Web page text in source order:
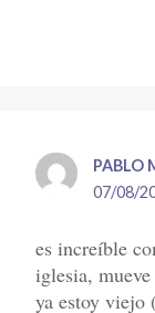
PABLO
07/08/
es increíble
iglesia,
ya estoy viejo